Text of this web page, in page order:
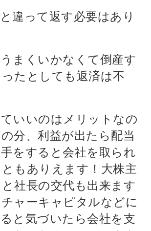
違って返す必要はあり
まくいかなくて倒産す
たとしても返済は不
いいのはメリットなの
分、利益が出たら配当
をすると会社を取られ
もありえます！大株主
社長の交代も出来ます
ャーキャピタルなどに
と気づいたら会社を支